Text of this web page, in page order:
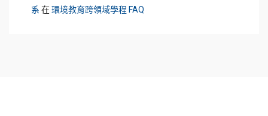
系 在環境教育跨領域學程 FAQ